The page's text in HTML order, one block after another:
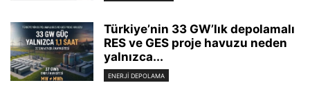
Türkiye’nin 33 GW’lık depolamalı
RES ve GES proje havuzu neden
yalnızca...
ENERJI DEPOLAMA